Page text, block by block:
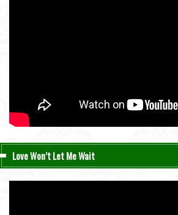
Love Won’t Let Me Wait